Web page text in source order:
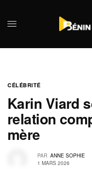
CÉLÉBRITÉ
Karin Viard
relation
mère
PAR ANNE SOPHIE
1 MARS 2026